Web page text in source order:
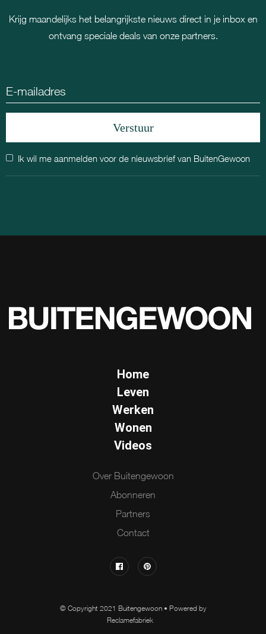
Krijg maandelijks het belangrijkste nieuws direct in je inbox en
ontvang speciale deals van onze partners.
Ik wil me aanmelden voor de nieuwsbrief van BuitenGewoon
Home
Leven
Werken
Wonen
Videos
Over Buitengewoon
Abonneren
Partners
Contact
© Copyright 2021 Buitengewoon • Powered by
Reclamefabriek